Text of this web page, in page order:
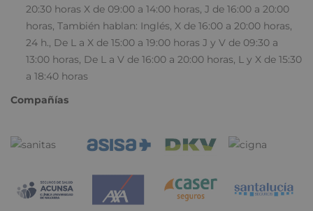
20:30 horas X de 09:00 a 14:00 horas, J de 16:00 a 20:00
horas, También hablan: Inglés, X de 16:00 a 20:00 horas,
24 h., De L a X de 15:00 a 19:00 horas J y V de 09:30 a
13:00 horas, De L a V de 16:00 a 20:00 horas, L y X de 15:30
a 18:40 horas
Compañías